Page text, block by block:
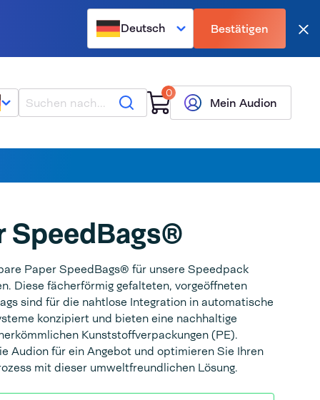
Deutsch Bestätigen
Suche 0
Mein Audion
SpeedBags®
Paper SpeedBags® für unsere Speedpack
Diese fächerförmig gefalteten, vorgeöffneten
sind für die nahtlose Integration in automatische
konzipiert und bieten eine nachhaltige
Kunststoffverpackungen (PE).
Audion für ein Angebot und optimieren Sie Ihren
mit dieser umweltfreundlichen Lösung.